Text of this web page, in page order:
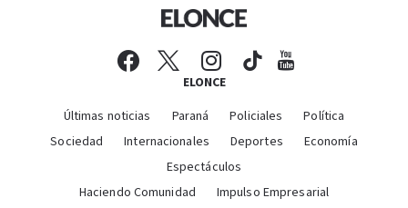
ELONCE
Últimas noticias Paraná Policiales
Política
Sociedad
Internacionales Deportes
Economía
Espectáculos
Haciendo Comunidad
Impulso Empresarial